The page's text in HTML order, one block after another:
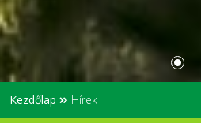
Kezdőlap Hírek